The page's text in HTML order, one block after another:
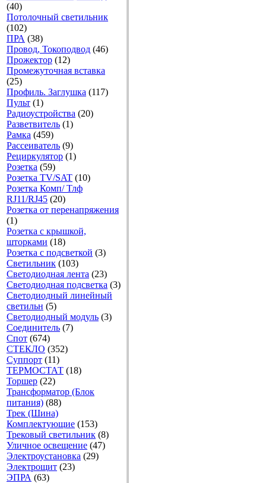
(40)
Потолочный светильник
(102)
ПРА (38)
Провод, Токоподвод (46)
Прожектор (12)
Промежуточная вставка
(25)
Профиль. Заглушка (117)
Пульт (1)
Радиоустройства (20)
Разветвитель (1)
Рамка (459)
Рассеиватель (9)
Рециркулятор (1)
Розетка (59)
Розетка TV/SAT (10)
Розетка Комп/ Тлф
RJ11/RJ45 (20)
Розетка от перенапряжения
(1)
Розетка с крышкой,
шторками (18)
Розетка с подсветкой (3)
Светильник (103)
Светодиодная лента (23)
Светодиодная подсветка (3)
Светодиодный линейный
светильн (5)
Светодиодный модуль (3)
Соединитель (7)
Спот (674)
СТЕКЛО (352)
Суппорт (11)
ТЕРМОСТАТ (18)
Торшер (22)
Трансформатор (Блок
питания) (88)
Трек (Шина)
Комплектующие (153)
Трековый светильник (8)
Уличное освещение (47)
Электроустановка (29)
Электрощит (23)
ЭПРА (63)